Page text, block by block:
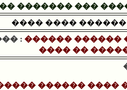
������� ���
���� ���� ������
: ������ ������
���� ��
������ ����